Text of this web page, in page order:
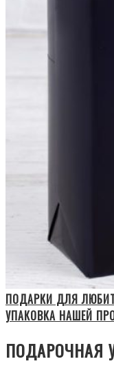
ПОДАРКИ ДЛЯ
УПАКОВКА НАШЕЙ
ПОДАРОЧНАЯ